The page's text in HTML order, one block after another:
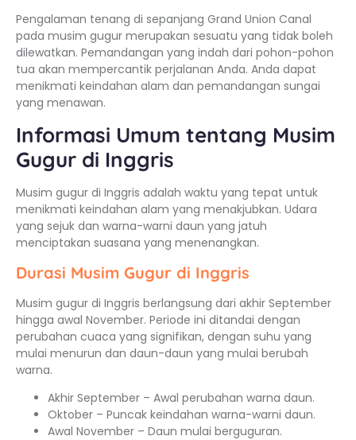
Pengalaman tenang di sepanjang Grand Union Canal
pada musim gugur merupakan sesuatu yang tidak boleh
dilewatkan. Pemandangan yang indah dari pohon-pohon
tua akan mempercantik perjalanan Anda. Anda dapat
menikmati keindahan alam dan pemandangan sungai
yang menawan.
Informasi Umum tentang Musim
Gugur di Inggris
Musim gugur di Inggris adalah waktu yang tepat untuk
menikmati keindahan alam yang menakjubkan. Udara
yang sejuk dan warna-warni daun yang jatuh
menciptakan suasana yang menenangkan.
Durasi Musim Gugur di Inggris
Musim gugur di Inggris berlangsung dari akhir September
hingga awal November. Periode ini ditandai dengan
perubahan cuaca yang signifikan, dengan suhu yang
mulai menurun dan daun-daun yang mulai berubah
warna.
Akhir September – Awal perubahan warna daun.
Oktober – Puncak keindahan warna-warni daun.
Awal November – Daun mulai berguguran.